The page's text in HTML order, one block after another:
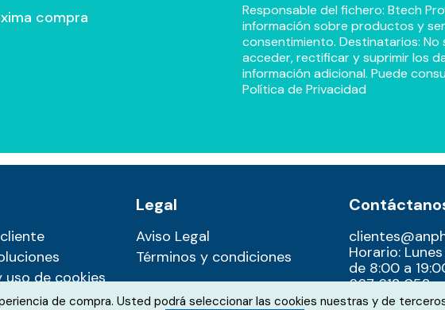
compra
Responsable del fichero: Btech
información sobre productos y
consentimiento. Destinatarios:
acceder, rectificar y suprimir los
información adicional. Puede
Política de Privacidad
uso de cookies
Legal
Aviso Legal
Términos y condiciones
Horario:
de 8:00 a
667 612 052​
de compra. Usted podrá seleccionar las cookies nuestras y de